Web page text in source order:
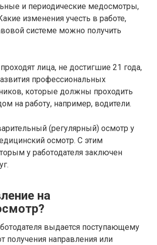
и периодические медосмотры,
изменения учесть в работе,
системе можно получить
лица, не достигшие 21 года,
профессиональных
которые должны проходить
на работу, например, водители.
(регулярный) осмотр у
осмотр. С этим
у работодателя заключен
на
выдается поступающему
получения направления или